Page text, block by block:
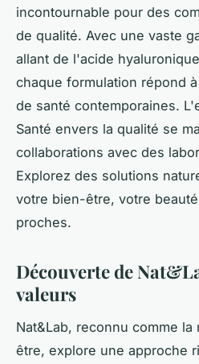
incontournable pour des
de qualité. Avec une vaste
allant de l'acide
chaque formulation répond
de santé contemporaines.
Santé envers la qualité se
collaborations avec des
Explorez des solutions
votre bien-être, votre
proches.
Découverte de
valeurs
Nat&Lab, reconnu comme
être, explore une approche